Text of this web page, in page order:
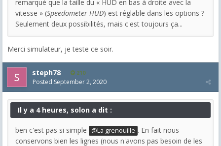
remarqué que la taille du « HUD en bas à droite avec la
vitesse » (Speedometer HUD) est réglable dans les options ?
Seulement deux possibilités, mais c'est toujours ça...
Merci simulateur, je teste ce soir.
steph78 210
Posted September 2, 2020
Il y a 4 heures, solon a dit :
ben c'est pas si simple @La grenouille . En fait nous
conservons bien les lignes (nous n'avons pas besoin de les